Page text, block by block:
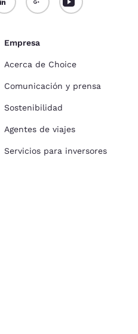
Empresa
Acerca de Choice
Comunicación y prensa
Sostenibilidad
Agentes de viajes
Servicios para inversores